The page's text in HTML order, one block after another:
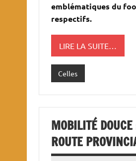
emblématiques du
respectifs.
LIRE LA SUITE…
Celles
MOBILITÉ
ROUTE